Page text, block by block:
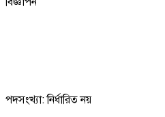
পদসংখ্যা: নির্ধারিত নয়